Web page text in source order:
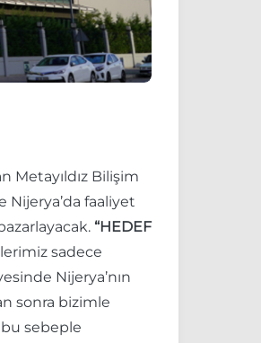
Metayıldız Bilişim
Nijerya’da faaliyet
“HEDEF
sadece
Nijerya’nın
sonra bizimle
sebeple